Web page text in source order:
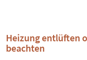
Heizung entlüften
beachten